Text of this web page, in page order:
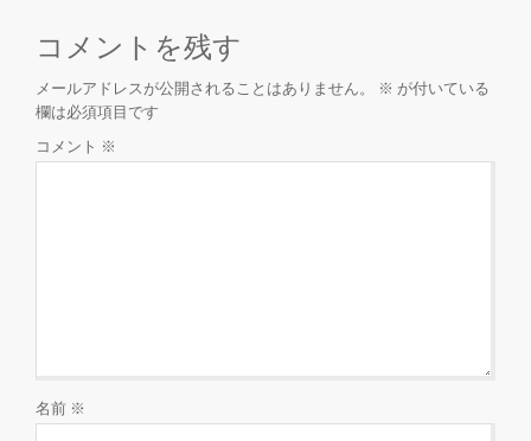
え
コメントを残す
メールアドレスが公開されることはありません。 ※ が付いている
欄は必須項目です
コメント ※
名前 ※